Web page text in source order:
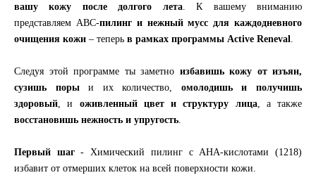
вашу кожу после долгого лета. К вашему вниманию
представляем АВС-пилинг и нежный мусс для каждодневного
очищения кожи – теперь в рамках программы Active Reneval
Следуя этой программе ты заметно избавишь кожу от изъян,
сузишь порыи их количество, омолодишь и получишь
здоровый , и оживленный цвет и структуру лица, а также
восстановишь нежность и упругость
Первый шаг- Химический пилинг с АНА-кислотами (1218)
избавит от отмерших клеток на всей поверхности кожи.